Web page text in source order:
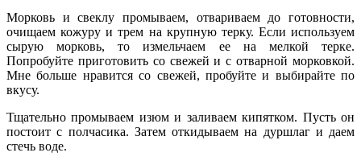
Морковь и свеклу промываем, отвариваем до готовности,
очищаем кожуру и трем на крупную терку. Если используем
сырую морковь, то измельчаем ее на мелкой терке.
Попробуйте приготовить со свежей и с отварной морковкой.
Мне больше нравится со свежей, пробуйте и выбирайте по
вкусу.
Тщательно промываем изюм и заливаем кипятком. Пусть он
постоит с полчасика. Затем откидываем на дуршлаг и даем
стечь воде.